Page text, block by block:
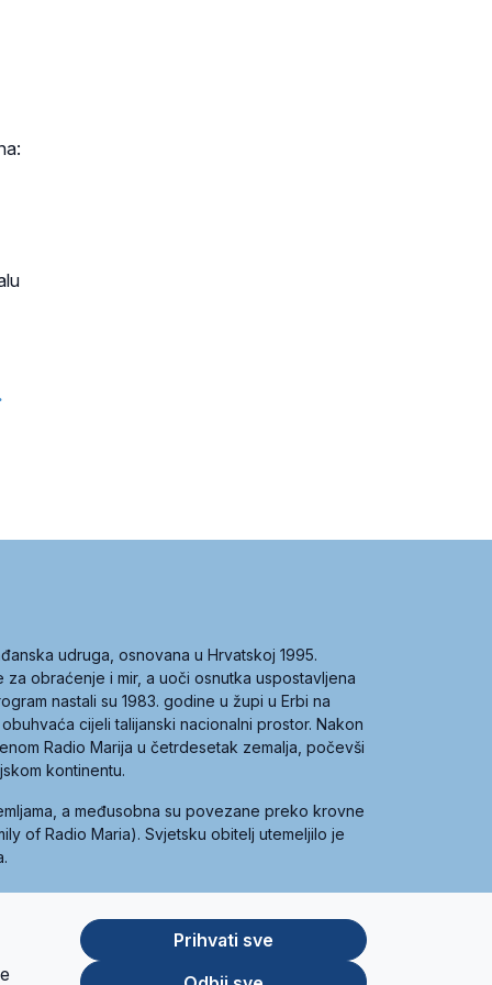
udruga, osnovana u Hrvatskoj 1995.
obraćenje i mir, a uoči osnutka uspostavljena
nastali su 1983. godine u župi u Erbi na
cijeli talijanski nacionalni prostor. Nakon
Radio Marija u četrdesetak zemalja, počevši
kontinentu.
a međusobna su povezane preko krovne
of Radio Maria). Svjetsku obitelj utemeljilo je
Prihvati sve